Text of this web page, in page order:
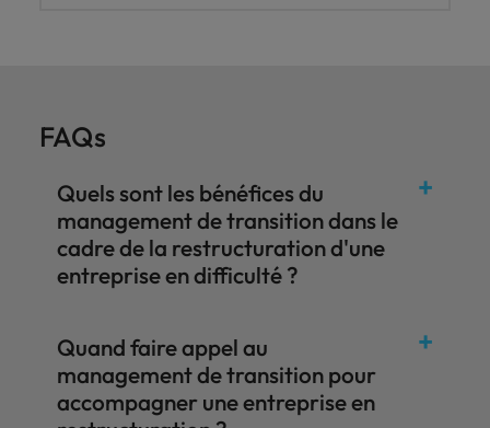
FAQs
Quels sont les bénéfices du
management de transition dans le
cadre de la restructuration d'une
entreprise en difficulté ?
Quand faire appel au
management de transition pour
accompagner une entreprise en